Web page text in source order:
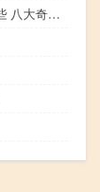
上古八大奇花传说中的花有哪些 八大奇花的介绍